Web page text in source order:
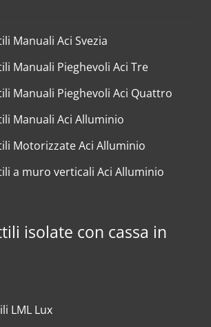
Manuali Aci Svezia
Manuali Pieghevoli Aci Tre
Manuali Pieghevoli Aci Quattro
Manuali Aci Alluminio
Motorizzate Aci Alluminio
a muro verticali Aci Alluminio
isolate con cassa in
LML Lux